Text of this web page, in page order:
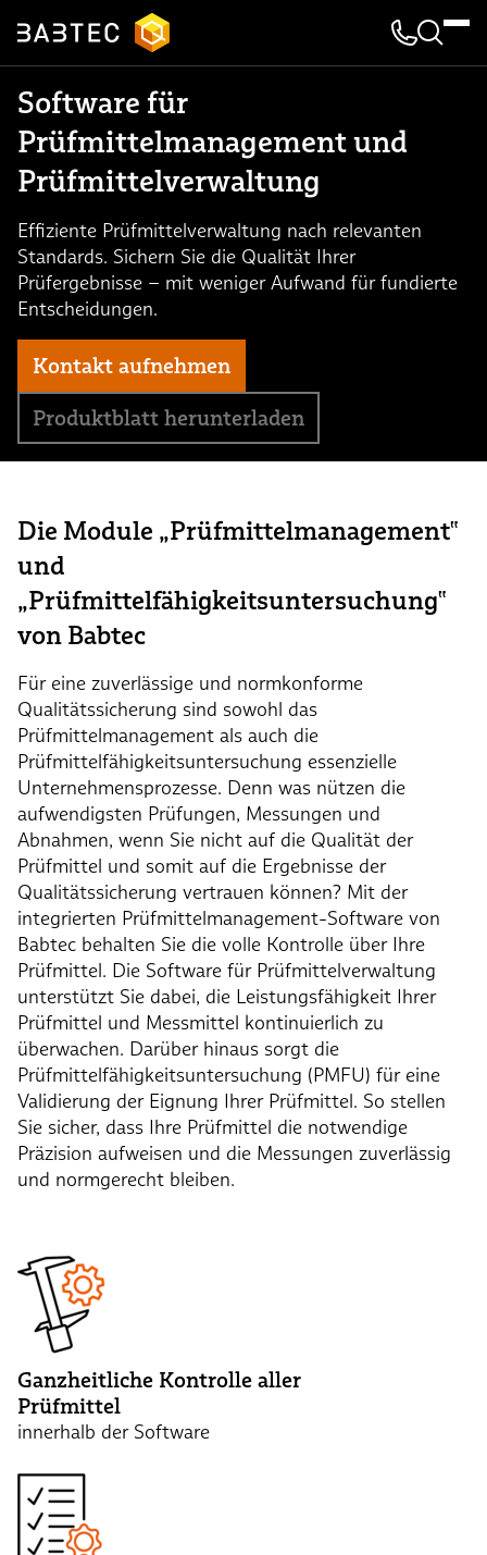
Suche
Kontakt &
Software für
Prüfmittelmanagement und
Prüfmittelverwaltung
Effiziente Prüfmittelverwaltung nach relevanten
Standards. Sichern Sie die Qualität Ihrer
Prüfergebnisse – mit weniger Aufwand für fundierte
Entscheidungen.
Kontakt aufnehmen
Produktblatt herunterladen
Die Module „Prüfmittelmanagement‟
und
„Prüfmittelfähigkeitsuntersuchung‟
von Babtec
Für eine zuverlässige und normkonforme
Qualitätssicherung sind sowohl das
Prüfmittelmanagement als auch die
Prüfmittelfähigkeitsuntersuchung essenzielle
Unternehmensprozesse. Denn was nützen die
aufwendigsten Prüfungen, Messungen und
Abnahmen, wenn Sie nicht auf die Qualität der
Prüfmittel und somit auf die Ergebnisse der
Qualitätssicherung vertrauen können? Mit der
integrierten Prüfmittelmanagement-Software von
Babtec behalten Sie die volle Kontrolle über Ihre
Prüfmittel. Die Software für Prüfmittelverwaltung
unterstützt Sie dabei, die Leistungsfähigkeit Ihrer
Prüfmittel und Messmittel kontinuierlich zu
überwachen. Darüber hinaus sorgt die
Prüfmittelfähigkeitsuntersuchung (PMFU) für eine
Validierung der Eignung Ihrer Prüfmittel. So stellen
Sie sicher, dass Ihre Prüfmittel die notwendige
Präzision aufweisen und die Messungen zuverlässig
und normgerecht bleiben.
Ganzheitliche Kontrolle aller
Prüfmittel
innerhalb der Software